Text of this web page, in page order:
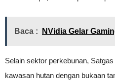
Baca : NVidia Gelar
Selain sektor perkebunan,
kawasan hutan dengan bukaan